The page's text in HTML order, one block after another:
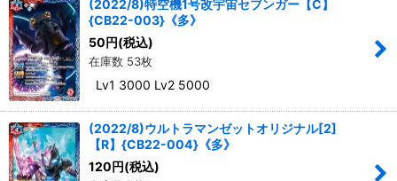
(2022/8)特空機1号改宇宙セブンガー【C】
{CB22-003}《多》
50 円(税込)
在庫数 53枚
Lv1 3000 Lv2 5000
(2022/8)ウルトラマンゼットオリジナル[2]
【R】{CB22-004}《多》
120 円(税込)